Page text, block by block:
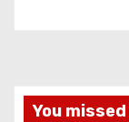
You missed